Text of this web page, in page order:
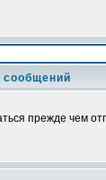
сообщений
прежде чем